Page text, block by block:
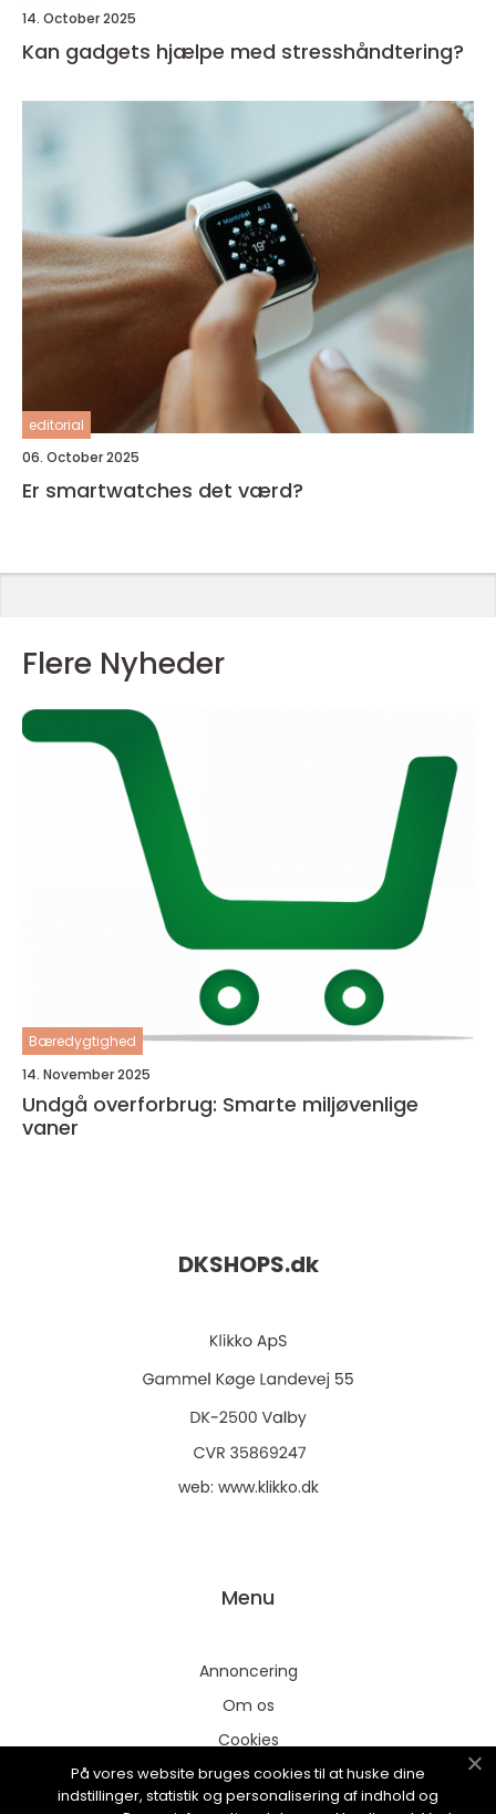
14. October 2025
Kan gadgets hjælpe med stresshåndtering?
editorial
06. October 2025
Er smartwatches det værd?
Flere Nyheder
Bæredygtighed
14. November 2025
Undgå overforbrug: Smarte miljøvenlige
vaner
DKSHOPS.dk
web: www.klikko.dk
Menu
Annoncering
Om os
Cookies
Kontakt os
Sitemap
På vores website bruges cookies til at huske dine
indstillinger, statistik og personalisering af indhold og